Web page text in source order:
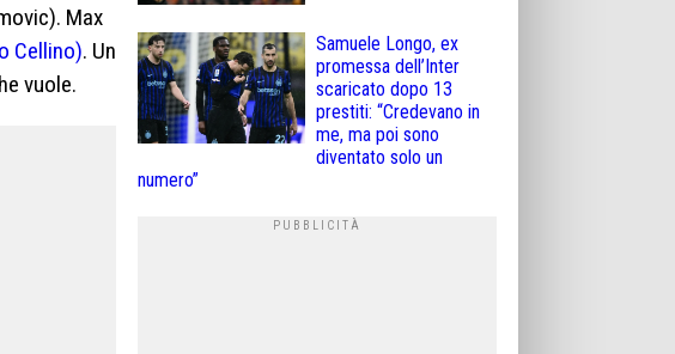
Max
Cellino). Un
vuole.
Samuele Longo, ex
promessa dell’Inter
scaricato dopo 13
prestiti: “Credevano in
me, ma poi sono
diventato solo un
numero”